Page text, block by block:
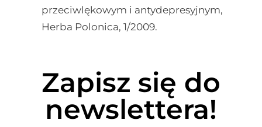
przeciwlękowym i antydepresyjnym,
Herba Polonica, 1/2009.
Zapisz się do
newslettera!